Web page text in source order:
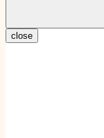
close